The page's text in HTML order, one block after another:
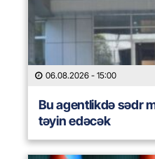
06.08.2026 - 15:00
Bu agentlikdə sədr
təyin edəcək